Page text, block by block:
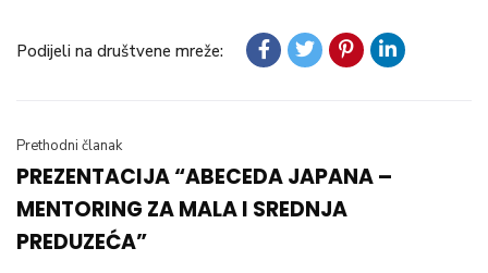
Podijeli na društvene mreže:
Prethodni članak
PREZENTACIJA “ABECEDA JAPANA –
MENTORING ZA MALA I SREDNJA
PREDUZEĆA”